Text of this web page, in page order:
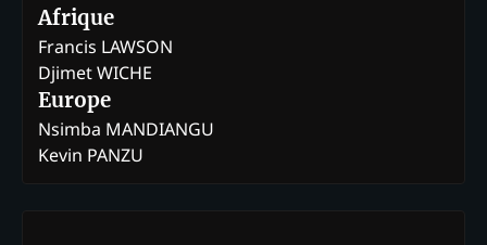
Afrique
Francis LAWSON
Djimet WICHE
Europe
Nsimba MANDIANGU
Kevin PANZU